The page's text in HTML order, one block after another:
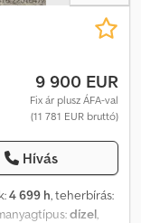
9 900 EUR
Fix ár plusz ÁFA-val
(11 781 EUR bruttó)
Hívás
4 699 h, teherbírás:
dízel,